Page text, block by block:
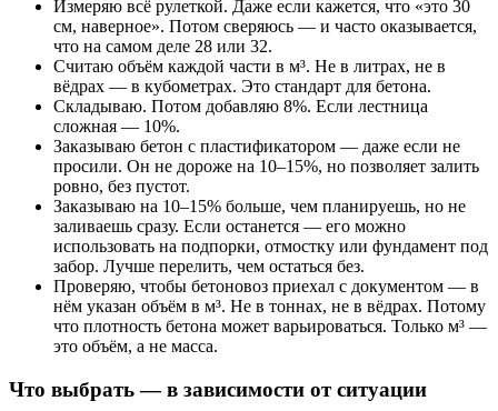
Измеряю всё рулеткой. Даже если кажется, что «это 30
см, наверное». Потом сверяюсь — и часто оказывается,
что на самом деле 28 или 32.
Считаю объём каждой части в м³. Не в литрах, не в
вёдрах — в кубометрах. Это стандарт для бетона.
Складываю. Потом добавляю 8%. Если лестница
сложная — 10%.
Заказываю бетон с пластификатором — даже если не
просили. Он не дороже на 10–15%, но позволяет залить
ровно, без пустот.
Заказываю на 10–15% больше, чем планируешь, но не
заливаешь сразу. Если останется — его можно
использовать на подпорки, отмостку или фундамент под
забор. Лучше перелить, чем остаться без.
Проверяю, чтобы бетоновоз приехал с документом — в
нём указан объём в м³. Не в тоннах, не в вёдрах. Потому
что плотность бетона может варьироваться. Только м³ —
это объём, а не масса.
Что выбрать — в зависимости от ситуации